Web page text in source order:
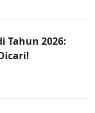
Tahun 2026: